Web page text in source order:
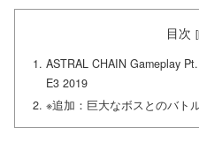
目次
ASTRAL CHAIN Gameplay
E3 2019
※追加：巨大なボスとのバト